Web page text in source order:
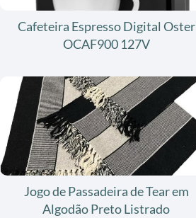
Cafeteira Espresso Digital Oster
OCAF900 127V
Jogo de Passadeira de Tear em
Algodão Preto Listrado